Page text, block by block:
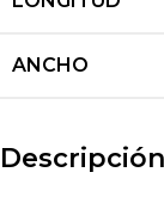
ANCHO
Descripción